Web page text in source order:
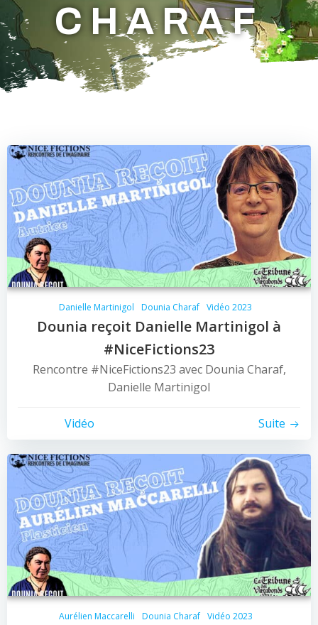
CHARAF
Danielle Martinigol Dounia Charaf Vidéo 2023
Dounia reçoit Danielle Martinigol à
#NiceFictions23
Rencontre #NiceFictions23 avec Dounia Charaf,
Danielle Martinigol
Vidéo Suite
Aurélien Maccarelli Dounia Charaf Vidéo 2023